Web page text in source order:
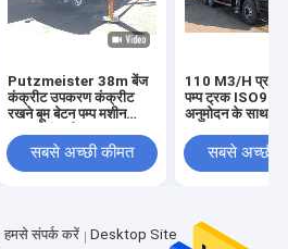
Putzmeister 38m बेंज
कंक्रीट उपकरण कंक्रीट
रखने बूम बेटन पम्प मशीन
सबसे अच्छी कीमत
110 M3/H
पम्प ट्रक
अनुमोदन के साथ
सबसे अच्छी
हमसे संपर्क करें
Desktop Site